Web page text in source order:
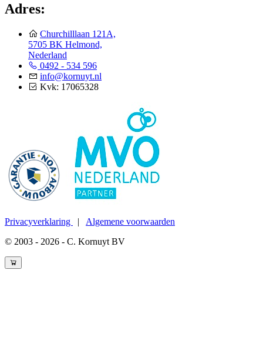
Adres:
Churchilllaan 121A,
5705 BK Helmond,
Nederland
0492 - 534 596
info@kornuyt.nl
Kvk: 17065328
Privacyverklaring | Algemene voorwaarden
© 2003 - 2026 - C. Kornuyt BV